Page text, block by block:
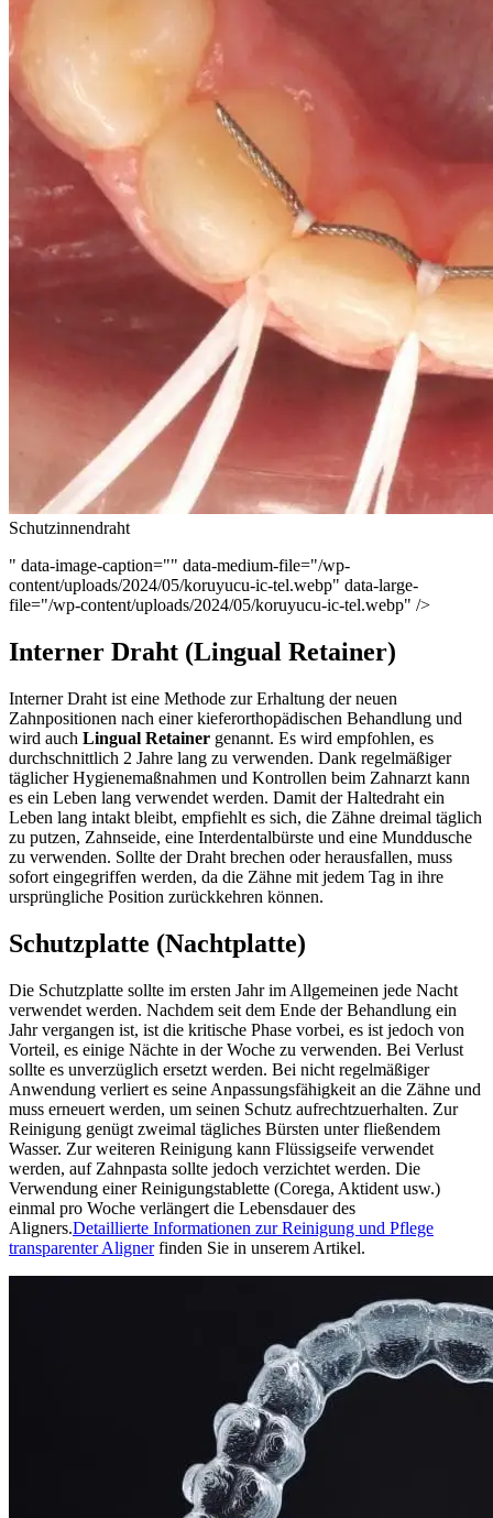
Schutzinnendraht
" data-image-caption="" data-medium-file="/wp-
content/uploads/2024/05/koruyucu-ic-tel.webp" data-large-
file="/wp-content/uploads/2024/05/koruyucu-ic-tel.webp" />
Interner Draht (Lingual Retainer)
Interner Draht ist eine Methode zur Erhaltung der neuen
Zahnpositionen nach einer kieferorthopädischen Behandlung und
wird auch Lingual Retainer genannt. Es wird empfohlen, es
durchschnittlich 2 Jahre lang zu verwenden. Dank regelmäßiger
täglicher Hygienemaßnahmen und Kontrollen beim Zahnarzt kann
es ein Leben lang verwendet werden. Damit der Haltedraht ein
Leben lang intakt bleibt, empfiehlt es sich, die Zähne dreimal täglich
zu putzen, Zahnseide, eine Interdentalbürste und eine Munddusche
zu verwenden. Sollte der Draht brechen oder herausfallen, muss
sofort eingegriffen werden, da die Zähne mit jedem Tag in ihre
ursprüngliche Position zurückkehren können.
Schutzplatte (Nachtplatte)
Die Schutzplatte sollte im ersten Jahr im Allgemeinen jede Nacht
verwendet werden. Nachdem seit dem Ende der Behandlung ein
Jahr vergangen ist, ist die kritische Phase vorbei, es ist jedoch von
Vorteil, es einige Nächte in der Woche zu verwenden. Bei Verlust
sollte es unverzüglich ersetzt werden. Bei nicht regelmäßiger
Anwendung verliert es seine Anpassungsfähigkeit an die Zähne und
muss erneuert werden, um seinen Schutz aufrechtzuerhalten. Zur
Reinigung genügt zweimal tägliches Bürsten unter fließendem
Wasser. Zur weiteren Reinigung kann Flüssigseife verwendet
werden, auf Zahnpasta sollte jedoch verzichtet werden. Die
Verwendung einer Reinigungstablette (Corega, Aktident usw.)
einmal pro Woche verlängert die Lebensdauer des
Aligners.Detaillierte Informationen zur Reinigung und Pflege
transparenter Alignerfinden Sie in unserem Artikel.